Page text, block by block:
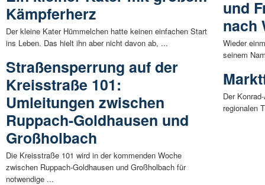
Kämpferherz
Der kleine Kater Hümmelchen hatte keinen einfachen Start
ins Leben. Das hielt ihn aber nicht davon ab, ...
Straßensperrung auf der
Kreisstraße 101:
Umleitungen zwischen
Ruppach-Goldhausen und
Großholbach
Die Kreisstraße 101 wird in der kommenden Woche
zwischen Ruppach-Goldhausen und Großholbach für
notwendige ...
und
nach
Wieder
seinem
Der
regionalen